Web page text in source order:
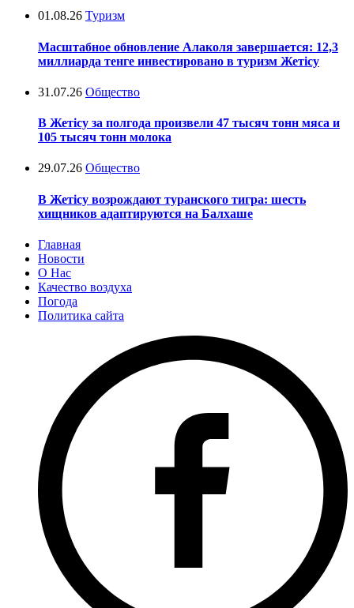
01.08.26 Туризм
Масштабное обновление Алаколя завершается: 12,3
миллиарда тенге инвестировано в туризм Жетісу
31.07.26 Общество
В Жетісу за полгода произвели 47 тысяч тонн мяса и
105 тысяч тонн молока
29.07.26 Общество
В Жетісу возрождают туранского тигра: шесть
хищников адаптируются на Балхаше
Главная
Новости
О Нас
Качество воздуха
Погода
Политика сайта